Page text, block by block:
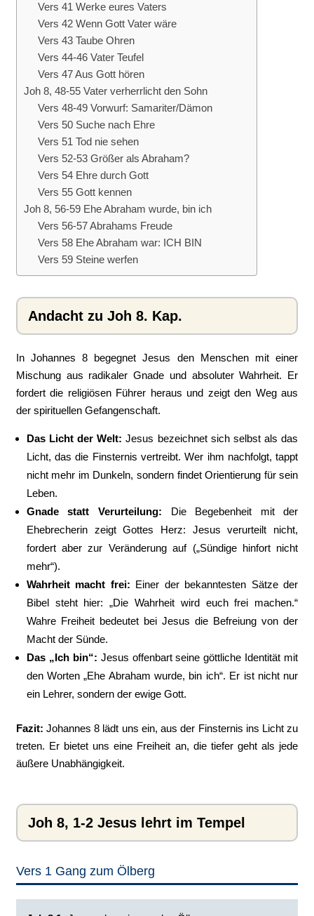
Vers 41 Werke eures Vaters
Vers 42 Wenn Gott Vater wäre
Vers 43 Taube Ohren
Vers 44-46 Vater Teufel
Vers 47 Aus Gott hören
Joh 8, 48-55 Vater verherrlicht den Sohn
Vers 48-49 Vorwurf: Samariter/Dämon
Vers 50 Suche nach Ehre
Vers 51 Tod nie sehen
Vers 52-53 Größer als Abraham?
Vers 54 Ehre durch Gott
Vers 55 Gott kennen
Joh 8, 56-59 Ehe Abraham wurde, bin ich
Vers 56-57 Abrahams Freude
Vers 58 Ehe Abraham war: ICH BIN
Vers 59 Steine werfen
Andacht zu Joh 8. Kap.
​In Johannes 8 begegnet Jesus den Menschen mit einer
Mischung aus radikaler Gnade und absoluter Wahrheit. Er
fordert die religiösen Führer heraus und zeigt den Weg aus
der spirituellen Gefangenschaft.
Das Licht der Welt: Jesus bezeichnet sich selbst als das
Licht, das die Finsternis vertreibt. Wer ihm nachfolgt, tappt
nicht mehr im Dunkeln, sondern findet Orientierung für sein
Leben.
Gnade statt Verurteilung: Die Begebenheit mit der
Ehebrecherin zeigt Gottes Herz: Jesus verurteilt nicht,
fordert aber zur Veränderung auf („Sündige hinfort nicht
mehr“).
Wahrheit macht frei: Einer der bekanntesten Sätze der
Bibel steht hier: „Die Wahrheit wird euch frei machen.“
Wahre Freiheit bedeutet bei Jesus die Befreiung von der
Macht der Sünde.
Das „Ich bin“: Jesus offenbart seine göttliche Identität mit
den Worten „Ehe Abraham wurde, bin ich“. Er ist nicht nur
ein Lehrer, sondern der ewige Gott.
Fazit: Johannes 8 lädt uns ein, aus der Finsternis ins Licht zu
treten. Er bietet uns eine Freiheit an, die tiefer geht als jede
äußere Unabhängigkeit.
Joh 8, 1-2 Jesus lehrt im Tempel
Vers 1 Gang zum Ölberg